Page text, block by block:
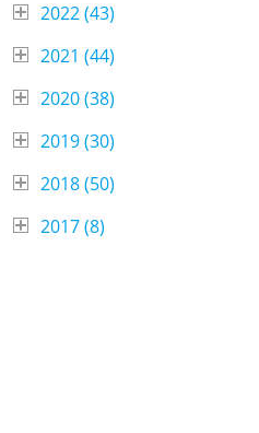
2022 (43)
2021 (44)
2020 (38)
2019 (30)
2018 (50)
2017 (8)